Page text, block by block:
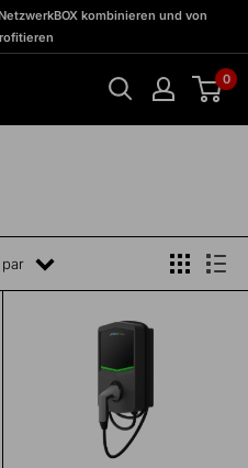
kombinieren und von
0